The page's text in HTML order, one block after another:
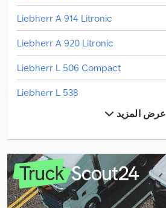
Liebherr A 914 Litronic
Liebherr A 920 Litronic
Liebherr L 506 Compact
Liebherr L 538
Liebherr Lr 1600/2
Liebherr Lr 1750/2
Liebherr Ltc 1050-3.1
عرض المزيد